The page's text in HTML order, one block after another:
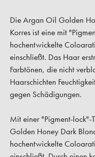
Die Argan Oil Golden
Korres ist eine mit
hochentwickelte
einschließt. Das Haar
Farbtönen, die nicht
Haarschichten
gegen Schädigungen.
Mit einer "Pigment-
Golden Honey Dark
hochentwickelte